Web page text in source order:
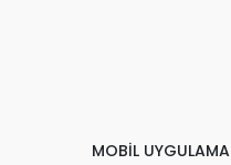
MOBİL UYGULAMA